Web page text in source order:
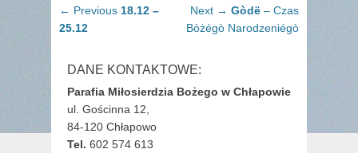
Nawigacja
wpisu
← Previous Previous
18.12 –
25.12
Next → Next
post:
Gòdë – Czas
Bòżégò Narodzeniégò
DANE KONTAKTOWE:
Parafia Miłosierdzia Bożego w Chłapowie
ul. Gościnna 12,
84-120 Chłapowo
Tel. 602 574 613